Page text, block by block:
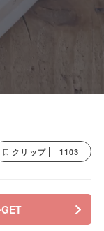
クリップ 1103